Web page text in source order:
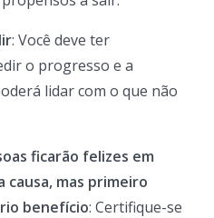
: Você deve ter
o progresso e a
lidar com o que não
ficarão felizes em
mas primeiro
benefício: Certifique-se